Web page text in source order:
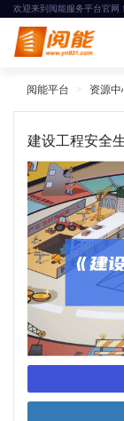
欢迎来到阅能服务平台官网！
阅能平台 资源中
建设工程安全